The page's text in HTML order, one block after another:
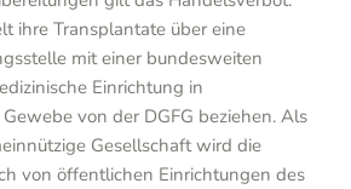
ihre Transplantate über eine
mit einer bundesweiten
Einrichtung in
von der DGFG beziehen. Als
Gesellschaft wird die
von öffentlichen Einrichtungen des